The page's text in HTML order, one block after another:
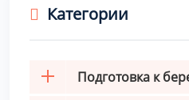
Категории
Подготовка к